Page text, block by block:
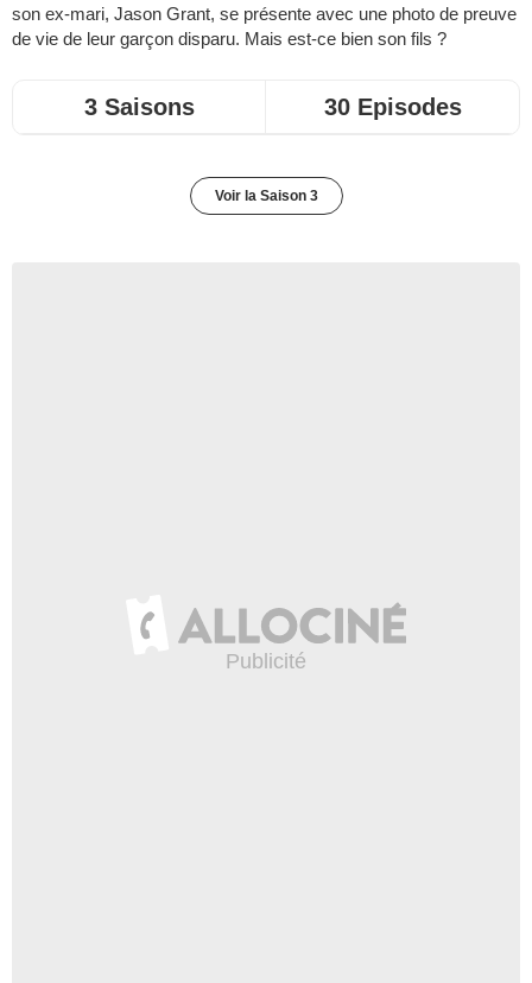
son ex-mari, Jason Grant, se présente avec une photo de preuve
de vie de leur garçon disparu. Mais est-ce bien son fils ?
3 Saisons 30 Episodes
Voir la Saison 3